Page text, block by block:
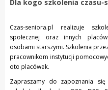
Dla kogo szkolenia czasu-
Czas-seniora.pl realizuje
społecznej oraz innych
osobami starszymi. Szkolenia
pracownikom instytucji
oto placówek.
Zapraszamy do zapoznania